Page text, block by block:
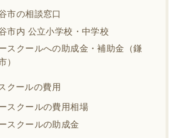
市の相談窓口
市内 公立小学校・中学校
スクールへの助成金・補助金（鎌
）
クールの費用
スクールの費用相場
スクールの助成金